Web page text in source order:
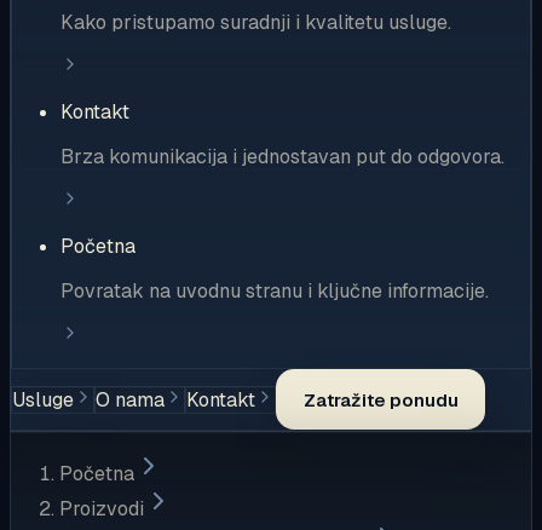
Kako pristupamo suradnji i kvalitetu usluge.
Kontakt
Brza komunikacija i jednostavan put do odgovora.
Početna
Povratak na uvodnu stranu i ključne informacije.
Usluge O nama Kontakt Zatražite ponudu
Početna
Proizvodi